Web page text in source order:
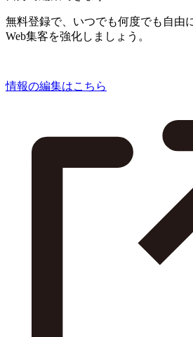
無料登録で、いつでも何度でも自由
Web集客を強化しましょう。
情報の編集はこちら